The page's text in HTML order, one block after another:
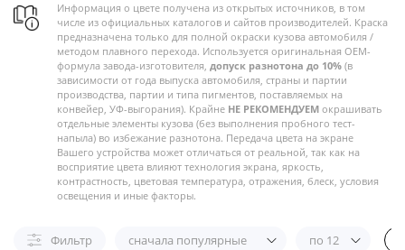
Информация о цвете получена из открытых источников, в том
числе из официальных каталогов и сайтов производителей. Краска
предназначена только для полной окраски кузова автомобиля /
методом плавного перехода. Используется оригинальная OEM-
формула завода-изготовителя, допуск разнотона до 10% (в
зависимости от года выпуска автомобиля, страны и партии
производства, партии и типа пигментов, поставляемых на
конвейер, УФ-выгорания). Крайне НЕ РЕКОМЕНДУЕМ окрашивать
отдельные элементы кузова (без выполнения пробного тест-
напыла) во избежание разнотона. Передача цвета на экране
Вашего устройства может отличаться от реальной, так как на
восприятие цвета влияют технология экрана, яркость,
контрастность, цветовая температура, отражения, блеск, условия
освещения и иные факторы.
Фильтр сначала популярные по 12